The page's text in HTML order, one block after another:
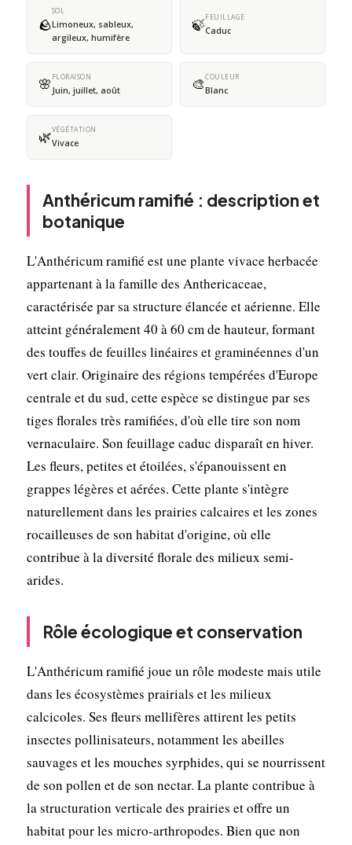
🪨
SOL
Limoneux, sableux,
argileux, humifère
🍃FEUILLAGE
Caduc
🌸 FLORAISON
Juin, juillet, août 🎨COULEUR
Blanc
🌿VÉGÉTATION
Vivace
Anthéricum ramifié : description et
botanique
L'Anthéricum ramifié est une plante vivace herbacée
appartenant à la famille des Anthericaceae,
caractérisée par sa structure élancée et aérienne. Elle
atteint généralement 40 à 60 cm de hauteur, formant
des touffes de feuilles linéaires et graminéennes d'un
vert clair. Originaire des régions tempérées d'Europe
centrale et du sud, cette espèce se distingue par ses
tiges florales très ramifiées, d'où elle tire son nom
vernaculaire. Son feuillage caduc disparaît en hiver.
Les fleurs, petites et étoilées, s'épanouissent en
grappes légères et aérées. Cette plante s'intègre
naturellement dans les prairies calcaires et les zones
rocailleuses de son habitat d'origine, où elle
contribue à la diversité florale des milieux semi-
arides.
Rôle écologique et conservation
L'Anthéricum ramifié joue un rôle modeste mais utile
dans les écosystèmes prairials et les milieux
calcicoles. Ses fleurs mellifères attirent les petits
insectes pollinisateurs, notamment les abeilles
sauvages et les mouches syrphides, qui se nourrissent
de son pollen et de son nectar. La plante contribue à
la structuration verticale des prairies et offre un
habitat pour les micro-arthropodes. Bien que non